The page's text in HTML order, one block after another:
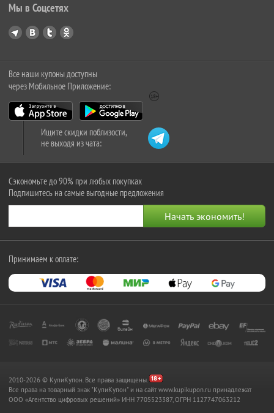
Мы в Соцсетях
Все наши купоны доступны
через Мобильное Приложение:
Ищите скидки поблизости,
не выходя из чата:
Сэкономьте до 90% при любых покупках
Подпишитесь на самые выгодные предложения
Принимаем к оплате:
2010-2026 © КупиКупон. Все права защищены.
Все права на товарный знак "КупиКупон" и на сайт www.kupikupon.ru принадлежат
OOO «Агентство цифровых решений» ИНН 7705523387, ОГРН 1127747063212